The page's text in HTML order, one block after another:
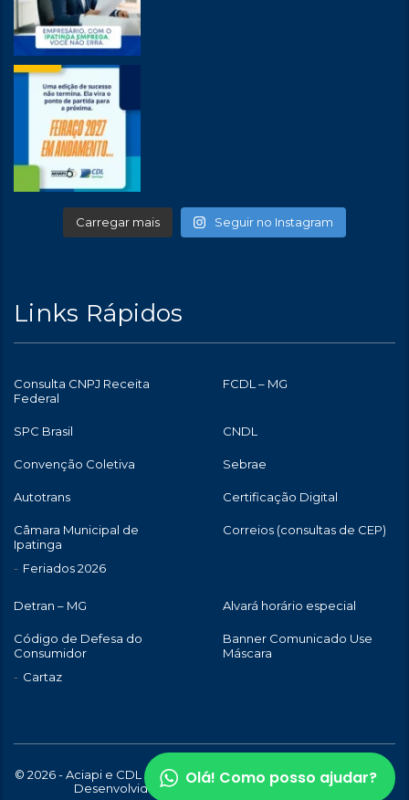
Carregar mais Seguir no Instagram
Links Rápidos
Consulta CNPJ Receita
Federal
FCDL – MG
SPC Brasil CNDL
Convenção Coletiva Sebrae
Autotrans Certificação Digital
Câmara Municipal de
Ipatinga
Feriados 2026
Correios (consultas de CEP)
Detran – MG Alvará horário especial
Código de Defesa do
Consumidor
Cartaz
Banner Comunicado Use
Máscara
© 2026 - Aciapi e CDL de Ipatinga | Todos os direitos reservados |
Desenvolvido com
WebStory.com.br
Olá! Como posso ajudar?